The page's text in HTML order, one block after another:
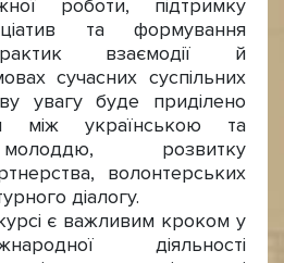
роботи, підтримку
та формування
взаємодії й
сучасних суспільних
увагу буде приділено
між українською та
розвитку
волонтерських
діалогу.
є важливим кроком у
діяльності